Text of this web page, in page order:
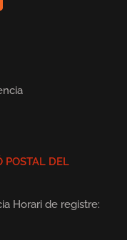
POSTAL DEL
Horari de registre: